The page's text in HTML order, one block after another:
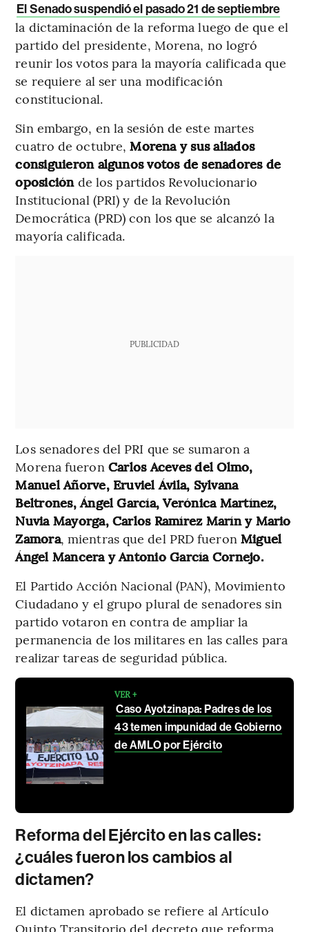
El Senado suspendió el pasado 21 de septiembre
la dictaminación de la reforma luego de que el
partido del presidente, Morena, no logró
reunir los votos para la mayoría calificada que
se requiere al ser una modificación
constitucional.
Sin embargo, en la sesión de este martes
cuatro de octubre,Morena y sus aliados
consiguieron algunos votos de senadores de
oposición de los partidos Revolucionario
Institucional (PRI) y de la Revolución
Democrática (PRD) con los que se alcanzó la
mayoría calificada.
PUBLICIDAD
Los senadores del PRI que se sumaron a
Morena fueron Carlos Aceves del Olmo,
Manuel Añorve, Eruviel Ávila, Sylvana
Beltrones, Ángel García, Verónica Martínez,
Nuvia Mayorga, Carlos Ramírez Marín y Mario
Zamora, mientras que del PRD fueron Miguel
Ángel Mancera y Antonio García Cornejo.
El Partido Acción Nacional (PAN), Movimiento
Ciudadano y el grupo plural de senadores sin
partido votaron en contra de ampliar la
permanencia de los militares en las calles para
realizar tareas de seguridad pública.
VER +
Caso Ayotzinapa: Padres de los
43 temen impunidad de Gobierno
de AMLO por Ejército
Reforma del Ejército en las calles:
¿cuáles fueron los cambios al
dictamen?
El dictamen aprobado se refiere al Artículo
Quinto Transitorio del decreto que reforma